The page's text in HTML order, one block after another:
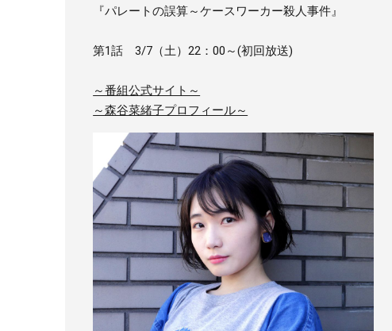
『パレートの誤算～ケースワーカー殺人事件』
第1話 3/7（土）22：00～(初回放送)
～番組公式サイト～
～森谷菜緒子プロフィール～